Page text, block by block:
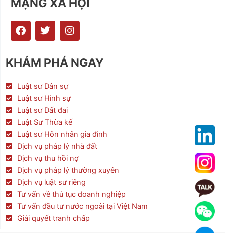
MẠNG XÃ HỘI
F
a
e
b
o
k
T
w
t
t
r
I
n
t
a
a
KHÁM PHÁ NGAY
Luật sư Dân sự
Luật sư Hình sự
Luật sư Đất đai
Luật Sư Thừa kế
Luật sư Hôn nhân gia đình
Dịch vụ pháp lý nhà đất
Dịch vụ thu hồi nợ
Dịch vụ pháp lý thường xuyên
Dịch vụ luật sư riêng
Tư vấn về thủ tục doanh nghiệp
Tư vấn đầu tư nước ngoài tại Việt Nam
Giải quyết tranh chấp